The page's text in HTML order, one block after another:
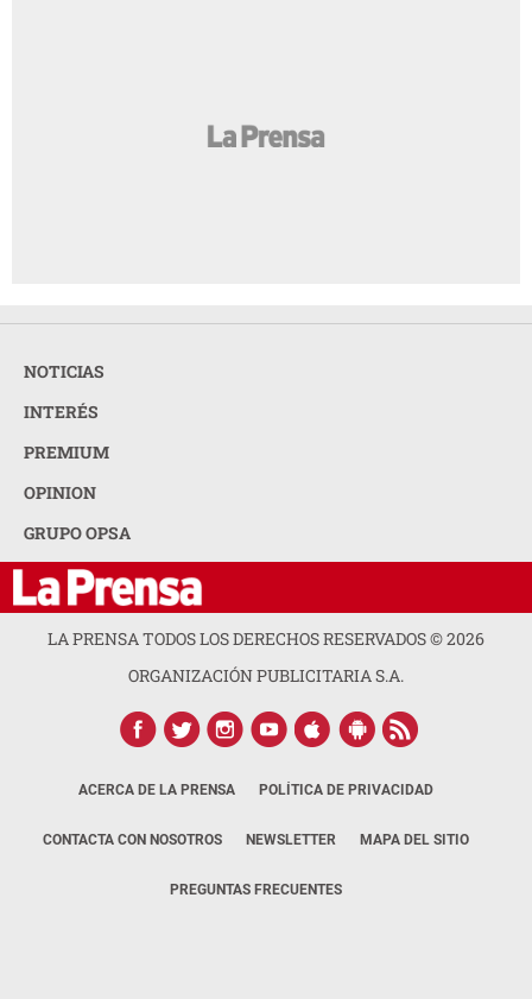
NOTICIAS
INTERÉS
PREMIUM
OPINION
GRUPO OPSA
LA PRENSA TODOS LOS DERECHOS RESERVADOS ©2026
ORGANIZACIÓN PUBLICITARIA S.A.
ACERCA DE LA PRENSA POLÍTICA DE PRIVACIDAD
CONTACTA CON NOSOTROS NEWSLETTER MAPA DEL SITIO
PREGUNTAS FRECUENTES